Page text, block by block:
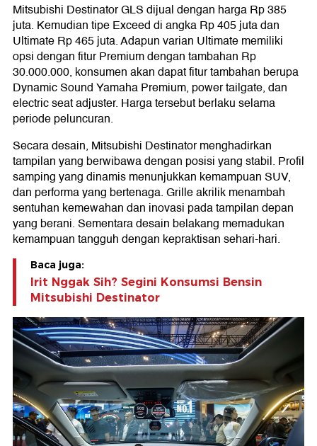
Mitsubishi Destinator GLS dijual dengan harga Rp 385
juta. Kemudian tipe Exceed di angka Rp 405 juta dan
Ultimate Rp 465 juta. Adapun varian Ultimate memiliki
opsi dengan fitur Premium dengan tambahan Rp
30.000.000, konsumen akan dapat fitur tambahan berupa
Dynamic Sound Yamaha Premium, power tailgate, dan
electric seat adjuster. Harga tersebut berlaku selama
periode peluncuran.
Secara desain, Mitsubishi Destinator menghadirkan
tampilan yang berwibawa dengan posisi yang stabil. Profil
samping yang dinamis menunjukkan kemampuan SUV,
dan performa yang bertenaga. Grille akrilik menambah
sentuhan kemewahan dan inovasi pada tampilan depan
yang berani. Sementara desain belakang memadukan
kemampuan tangguh dengan kepraktisan sehari-hari.
Baca juga:
Irit Nggak Sih? Segini Konsumsi Bensin
Mitsubishi Destinator